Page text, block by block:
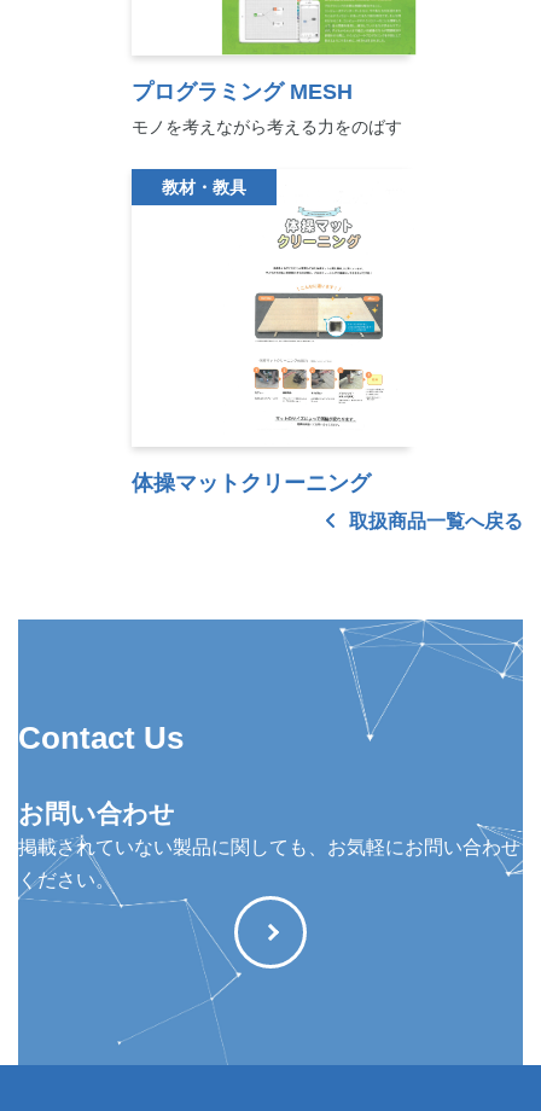
プログラミング MESH
モノを考えながら考える力をのばす
教材・教具
体操マットクリーニング
取扱商品一覧へ戻る
Contact Us
お問い合わせ
掲載されていない製品に関しても、お気軽にお問い合わせ
ください。